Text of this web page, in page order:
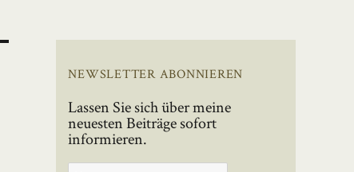
NEWSLETTER ABONNIEREN
Lassen Sie sich über meine
neuesten Beiträge sofort
informieren.